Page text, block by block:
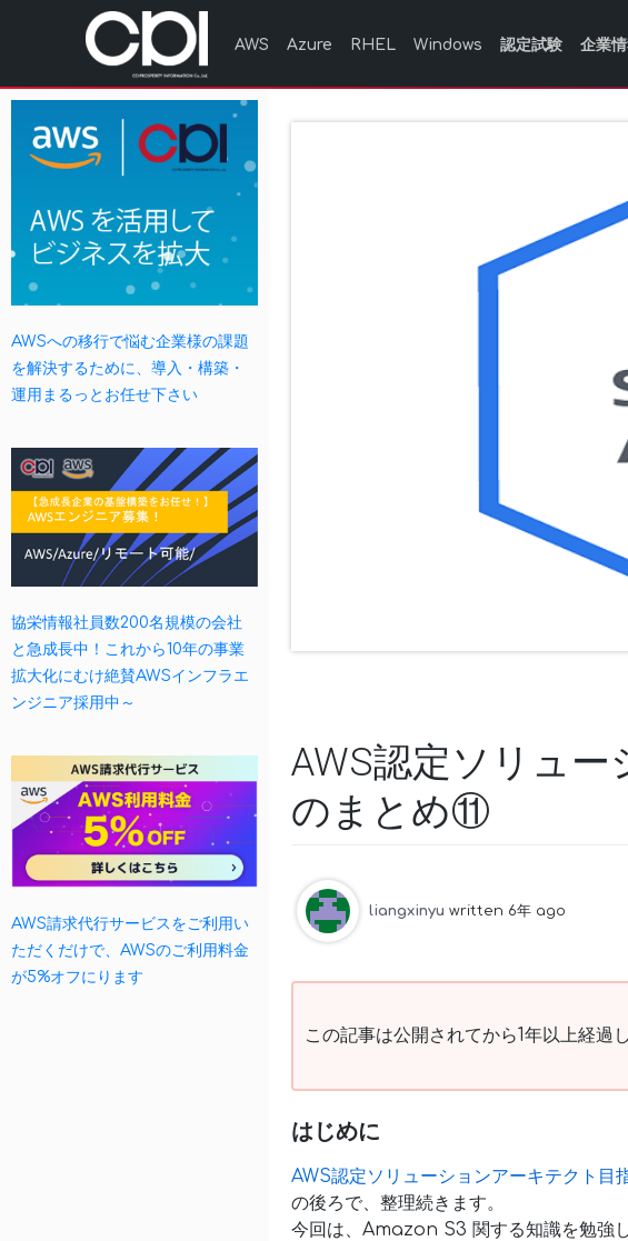
AWS Azure RHEL Windows 認定試験 企業
AWSへの移行で悩む企業様の課題
を解決するために、導入・構築・
運用まるっとお任せ下さい
協栄情報社員数200名規模の会社
と急成長中！これから10年の事業
拡大化にむけ絶賛AWSインフラエ
ンジニア採用中～
AWS請求代行サービスをご利用い
ただくだけで、AWSのご利用料金
が5%オフにります
AWS認定ソリュ
のまとめ⑪
liangxinyu written 6年 ago
この記事は公開されてから1年以上経過
はじめに
AWS認定ソリューションアーキテクト
の後ろで、整理続きます。
今回は、Amazon S3 関する知識を勉強し